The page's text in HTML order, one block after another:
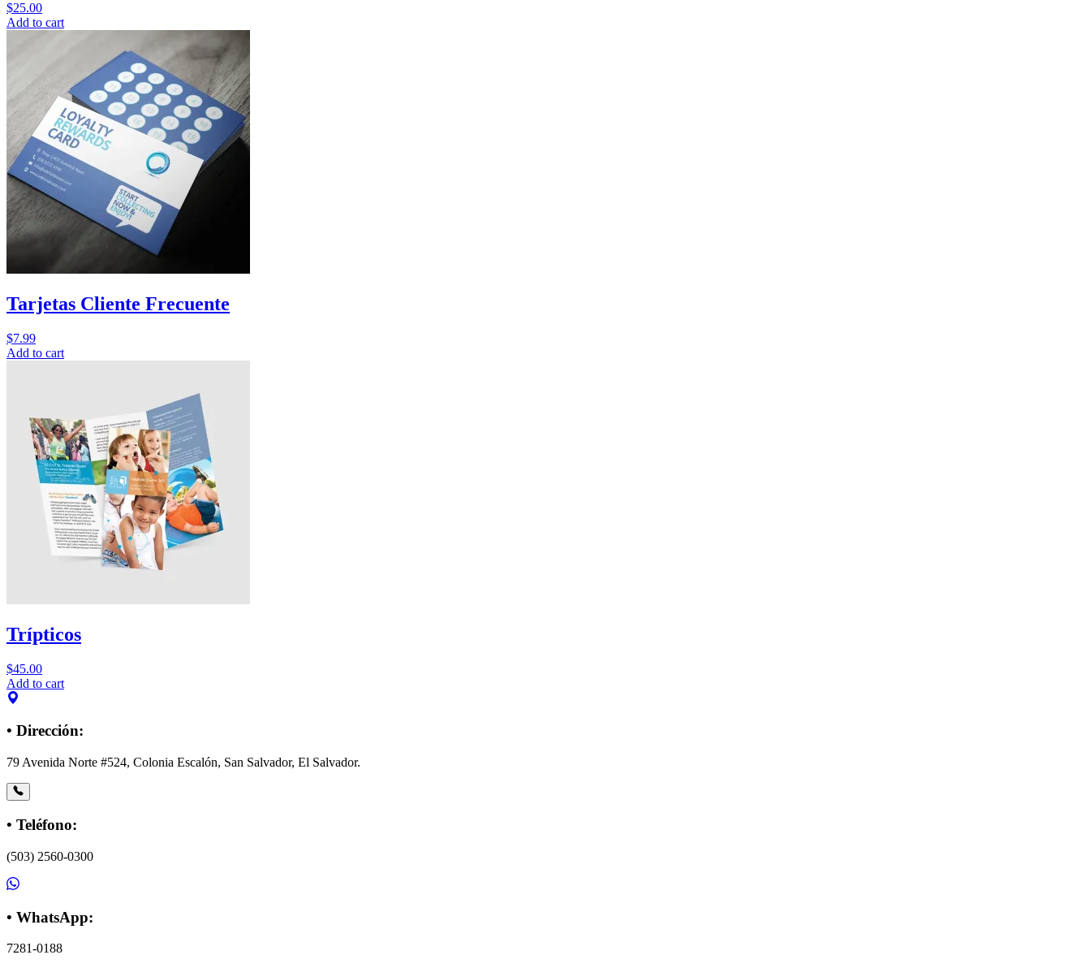
$25.00
Add to cart
Tarjetas Cliente Frecuente
$7.99
Add to cart
Trípticos
$45.00
Add to cart
• Dirección:
79 Avenida Norte #524, Colonia Escalón, San Salvador, El Salvador.
• Teléfono:
(503) 2560-0300
• WhatsApp:
7281-0188